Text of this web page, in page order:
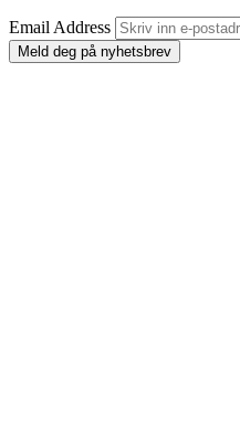
Email Address
Meld deg på nyhetsbrev